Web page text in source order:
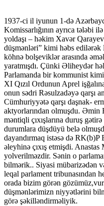
1937-ci il iyunun 1-də
Komissarlığının ayrıca tələbi ilə
yoldaşı – həkim Xavər
düşmənləri” kimi həbs
köhnə bolşeviklər arasında
yaratmışdı. Çünki Əliheydər
Parlamanda bir kommunist
XI Qızıl Ordunun Aprel
onun sədri Rəsulzadəyə qarşı
Cümhuriyyətə qarşı daşnak-
aktyorlarından olmuşdu. Əmin
məntiqli çıxışlarına duruş
durumlara düşdüyü belə
dayandırmaq istəsə də
əleyhinə çıxış etmişdi.
yolverilməzdir. Sənin o
bilmərik.. Siyasi mübarizədən
leqal parlament tribunasından
orada bizim görən
düşmənlərimizn niyyətlərini
görə şəkilləndirməliyik.